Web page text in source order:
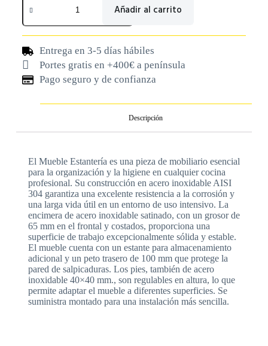
Añadir al carrito
Entrega en 3-5 días hábiles
Portes gratis en +400€ a península
Pago seguro y de confianza
Descripción
El Mueble Estantería es una pieza de mobiliario esencial
para la organización y la higiene en cualquier cocina
profesional. Su construcción en acero inoxidable AISI
304 garantiza una excelente resistencia a la corrosión y
una larga vida útil en un entorno de uso intensivo. La
encimera de acero inoxidable satinado, con un grosor de
65 mm en el frontal y costados, proporciona una
superficie de trabajo excepcionalmente sólida y estable.
El mueble cuenta con un estante para almacenamiento
adicional y un peto trasero de 100 mm que protege la
pared de salpicaduras. Los pies, también de acero
inoxidable 40×40 mm., son regulables en altura, lo que
permite adaptar el mueble a diferentes superficies. Se
suministra montado para una instalación más sencilla.